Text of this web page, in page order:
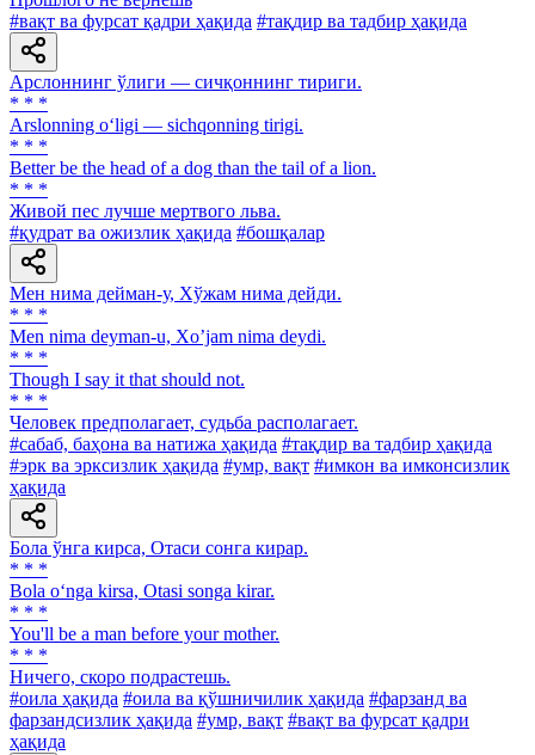
#вақт ва фурсат қадри ҳақида #тақдир ва тадбир ҳақида
Арслоннинг ўлиги — сичқоннинг тириги.
* * *
Arslonning o‘ligi — sichqonning tirigi.
* * *
Better be the head of a dog than the tail of a lion.
* * *
Живой пес лучше мертвого льва.
#қудрат ва ожизлик ҳақида #бошқалар
Мен нима дейман-у, Хўжам нима дейди.
* * *
Men nima deyman-u, Xoʼjam nima deydi.
* * *
Though I say it that should not.
* * *
Человек предполагает, судьба располагает.
#сабаб, баҳона ва натижа ҳақида #тақдир ва тадбир ҳақида
#эрк ва эрксизлик ҳақида #умр, вақт #имкон ва имконсизлик
ҳақида
Бола ўнга кирса, Отаси сонга кирар.
* * *
Bola o‘nga kirsa, Otasi songa kirar.
* * *
You'll be a man before your mother.
* * *
Ничего, скоро подрастешь.
#оила ҳақида #оила ва қўшничилик ҳақида #фарзанд ва
фарзандсизлик ҳақида #умр, вақт #вақт ва фурсат қадри
ҳақида